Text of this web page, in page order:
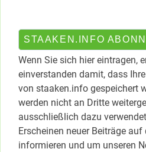
STAAKEN.INFO
Wenn Sie sich hier eintragen,
einverstanden damit, dass
von staaken.info gespeichert
werden nicht an Dritte
ausschließlich dazu
Erscheinen neuer Beiträge auf
informieren und um unseren